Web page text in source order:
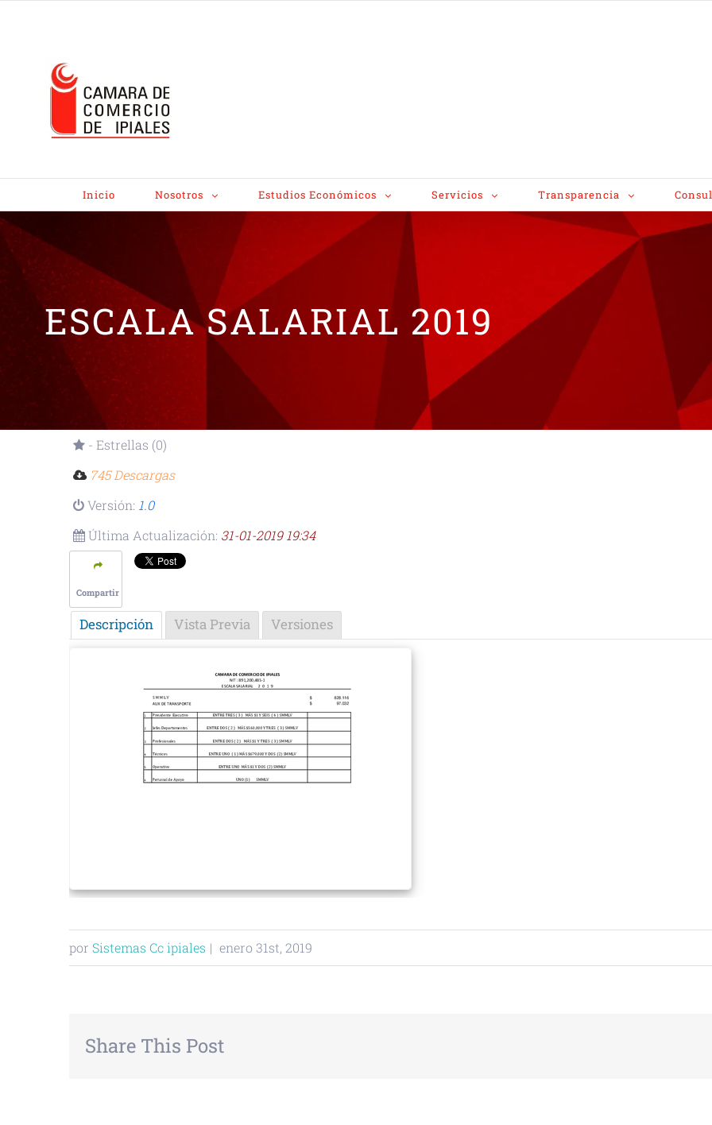
Inicio Nosotros Estudios Económicos Servicios Transparencia
ESCALA SALARIAL 2019
- Estrellas (0)
745 Descargas
Versión: 1.0
Última Actualización: 31-01-2019 19:34
Compartir
Descripción Vista Previa Versiones
por Sistemas Cc ipiales | enero 31st, 2019
Share This Post